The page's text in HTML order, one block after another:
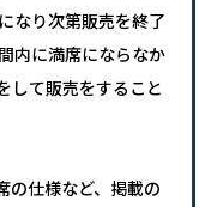
なり次第販売を終了
内に満席にならなか
して販売をすること
の仕様など、掲載の